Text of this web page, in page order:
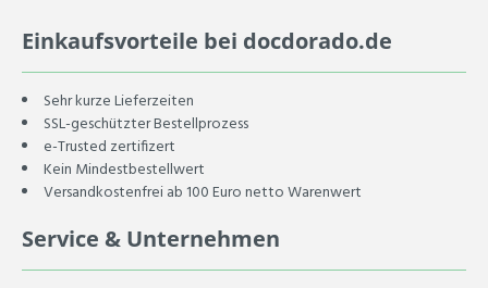
Einkaufsvorteile bei docdorado.de
Sehr kurze Lieferzeiten
SSL-geschützter Bestellprozess
e-Trusted zertifizert
Kein Mindestbestellwert
Versandkostenfrei ab 100 Euro netto Warenwert
Service & Unternehmen